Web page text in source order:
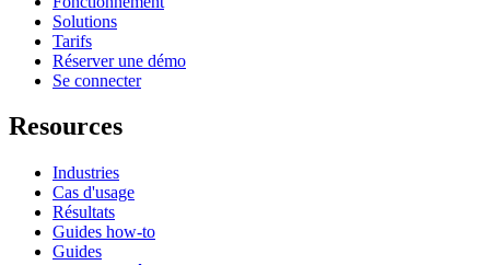
Solutions
Tarifs
Réserver une démo
Se connecter
Resources
Industries
Cas d'usage
Résultats
Guides how-to
Guides